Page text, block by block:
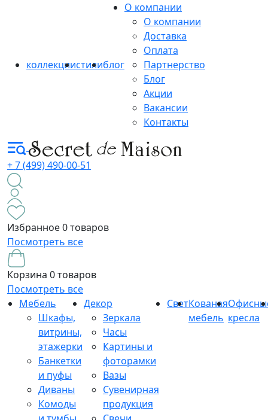
коллекциистилиблог
О компании
О компании
Доставка
Оплата
Партнерство
Блог
Акции
Вакансии
Контакты
+ 7 (499) 490-00-51
Избранное0 товаров
Посмотреть все
Корзина 0 товаров
Посмотреть все
Мебель
Шкафы,
витрины,
этажерки
Банкетки
и пуфы
Диваны
Комоды
Декор
Зеркала
Часы
Картины и
фоторамки
Вазы
Сувенирная
продукция
СветКованая
мебель кресла